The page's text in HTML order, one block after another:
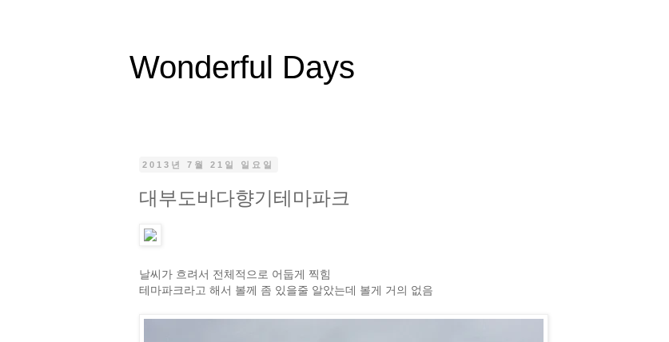
Wonderful Days
2013년 7월 21일 일요일
대부도바다향기테마파크
날씨가 흐려서 전체적으로 어둡게 찍힘
테마파크라고 해서 볼께 좀 있을줄 알았는데 볼게 거의 없음